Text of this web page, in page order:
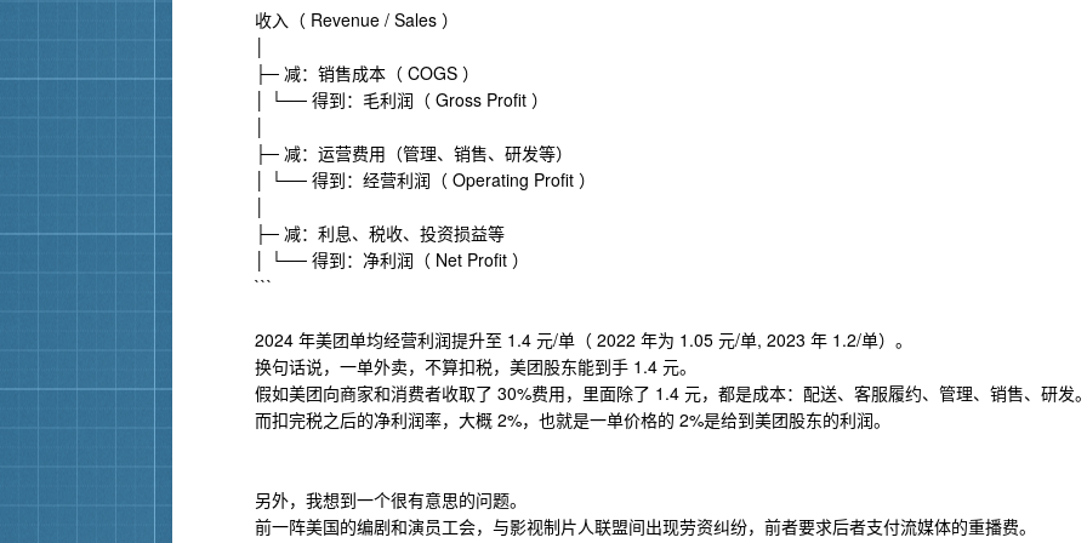
收入（ Revenue / Sales ）
├─ 减：销售成本（ COGS ）
│ └── 得到：毛利润（ Gross Profit ）
├─ 减：运营费用（管理、销售、研发等）
│ └── 得到：经营利润（ Operating Profit ）
├─ 减：利息、税收、投资损益等
│ └── 得到：净利润（ Net Profit ）
```
2024 年​​美团单均经营利润提升至 ​​1.4 元/单（ 2022 年为 1.05 元/单, 2023 年 1.2/单）。
换句话说，一单外卖，不算扣税，美团股东能到手 1.4 元。
假如美团向商家和消费者收取了 30%费用，里面除了 1.4 元，都是成本：配送、客服履约、管理、销售、研发
而扣完税之后的净利润率，大概 2%，也就是一单价格的 2%是给到美团股东的利润。
另外，我想到一个很有意思的问题。
前一阵美国的编剧和演员工会，与影视制片人联盟间出现劳资纠纷，前者要求后者支付流媒体的重播费。